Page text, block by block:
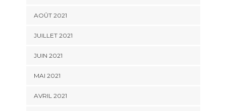
AOÛT 2021
JUILLET 2021
JUIN 2021
MAI 2021
AVRIL 2021